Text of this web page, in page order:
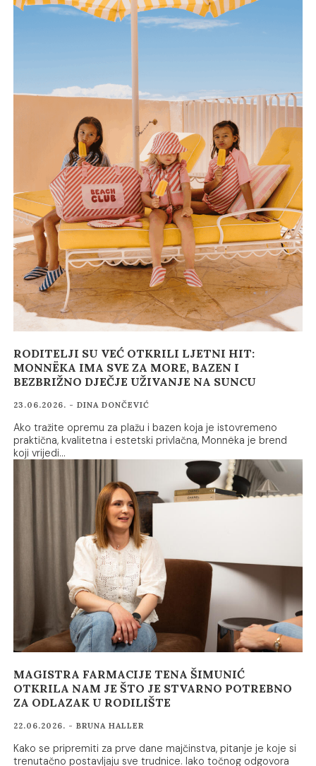
RODITELJI SU VEĆ OTKRILI LJETNI HIT:
MONNËKA IMA SVE ZA MORE, BAZEN I
BEZBRIŽNO DJEČJE UŽIVANJE NA SUNCU
23.06.2026. - DINA DONČEVIĆ
Ako tražite opremu za plažu i bazen koja je istovremeno
praktična, kvalitetna i estetski privlačna, Monnëka je brend
koji vrijedi…
MAGISTRA FARMACIJE TENA ŠIMUNIĆ
OTKRILA NAM JE ŠTO JE STVARNO POTREBNO
ZA ODLAZAK U RODILIŠTE
22.06.2026. - BRUNA HALLER
Kako se pripremiti za prve dane majčinstva, pitanje je koje si
trenutačno postavljaju sve trudnice. Iako točnog odgovora